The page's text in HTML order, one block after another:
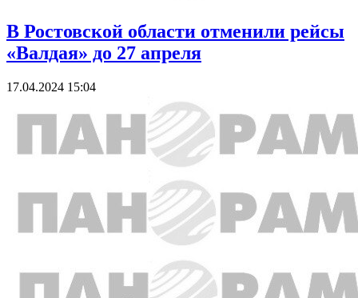
В Ростовской области отменили рейсы
«Валдая» до 27 апреля
17.04.2024 15:04